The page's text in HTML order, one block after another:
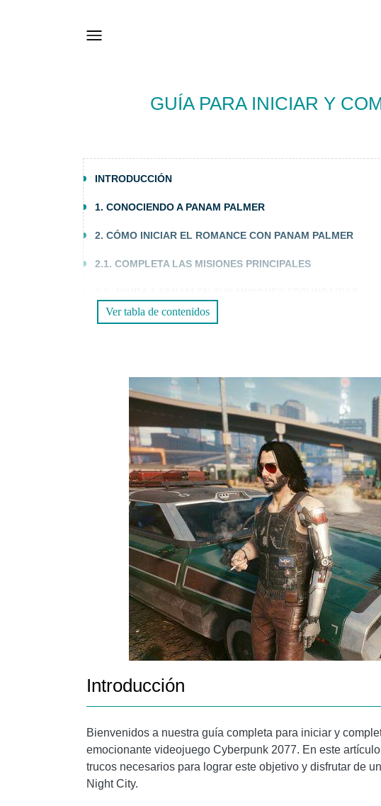
GUÍA PARA INICIAR Y
INTRODUCCIÓN
1. CONOCIENDO A PANAM PALMER
2. CÓMO INICIAR EL ROMANCE CON PANAM PALMER
2.1. COMPLETA LAS MISIONES PRINCIPALES
2.3. ESTABLECE UNA BUENA RELACIÓN CON PANAM
3. CONSEJOS PARA MANTENER EL ROMANCE CON
3.1. COMUNÍCATE REGULARMENTE CON PANAM
3.2. REALIZA MISIONES JUNTOS
3.3. TOMA DECISIONES QUE DEMUESTREN TU
3.4. SORPRENDE A PANAM CON REGALOS Y GESTOS
PREGUNTAS FRECUENTES (FAQS)
1. ¿PUEDO INICIAR UN ROMANCE CON PANAM SI YA
PERSONAJE?
2. ¿QUÉ SUCEDE SI TOMO DECISIONES QUE PANAM NO
CONCLUSIÓN
Ver tabla de contenidos
Introducción
Bienvenidos a nuestra guía completa para iniciar y
emocionante videojuego Cyberpunk 2077. En este
trucos necesarios para lograr este objetivo y disfrutar de
Night City.